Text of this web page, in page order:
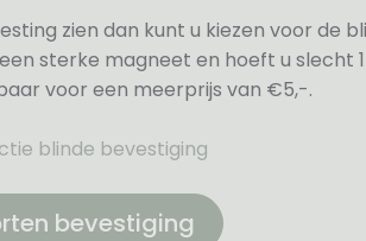
zien dan kunt u kiezen voor de
sterke magneet en hoeft u slecht
voor een meerprijs van €5,-.
blinde bevestiging
bevestiging